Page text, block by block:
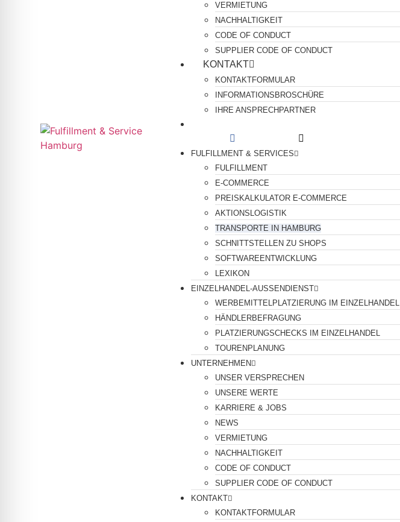
VERMIETUNG
NACHHALTIGKEIT
CODE OF CONDUCT
SUPPLIER CODE OF CONDUCT
KONTAKT
KONTAKTFORMULAR
INFORMATIONSBROSCHÜRE
IHRE ANSPRECHPARTNER
FULFILLMENT & SERVICES
FULFILLMENT
E-COMMERCE
PREISKALKULATOR E-COMMERCE
AKTIONSLOGISTIK
TRANSPORTE IN HAMBURG
SCHNITTSTELLEN ZU SHOPS
SOFTWAREENTWICKLUNG
LEXIKON
EINZELHANDEL-AUSSENDIENST
WERBEMITTELPLATZIERUNG IM EINZELHANDEL
HÄNDLERBEFRAGUNG
PLATZIERUNGSCHECKS IM EINZELHANDEL
TOURENPLANUNG
UNTERNEHMEN
UNSER VERSPRECHEN
UNSERE WERTE
KARRIERE & JOBS
NEWS
VERMIETUNG
NACHHALTIGKEIT
CODE OF CONDUCT
SUPPLIER CODE OF CONDUCT
KONTAKT
KONTAKTFORMULAR